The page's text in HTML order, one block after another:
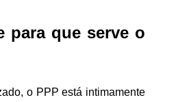
para que serve o
o PPP está intimamente